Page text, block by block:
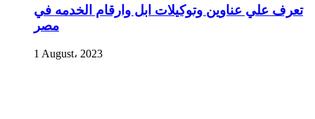
تعرف علي عناوين وتوكيلات ابل وارقام الخدمه في
مصر
1 August، 2023